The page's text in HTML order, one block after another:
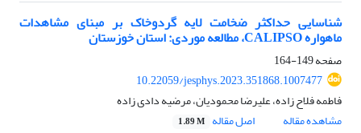
شناسایی حداکثر ضخامت لایه گردوخاک بر مبنای مشاهدات
ماهواره CALIPSO، مطالعه موردی: استان خوزستان
صفحه149-164
10.22059/jesphys.2023.351868.1007477
فاطمه فلاح زاده، علیرضا محمودیان، مرضیه دادی زاده
مشاهده مقاله
اصل مقاله 1.89 M